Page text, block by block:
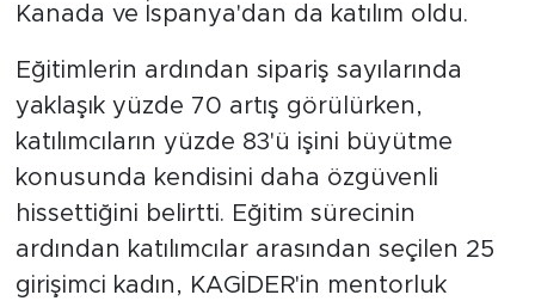
Kanada ve İspanya'dan da katılım oldu.
Eğitimlerin ardından sipariş sayılarında
yaklaşık yüzde 70 artış görülürken,
katılımcıların yüzde 83'ü işini büyütme
konusunda kendisini daha özgüvenli
hissettiğini belirtti. Eğitim sürecinin
ardından katılımcılar arasından seçilen 25
girişimci kadın, KAGİDER'in mentorluk